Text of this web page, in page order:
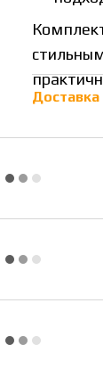
Доставка